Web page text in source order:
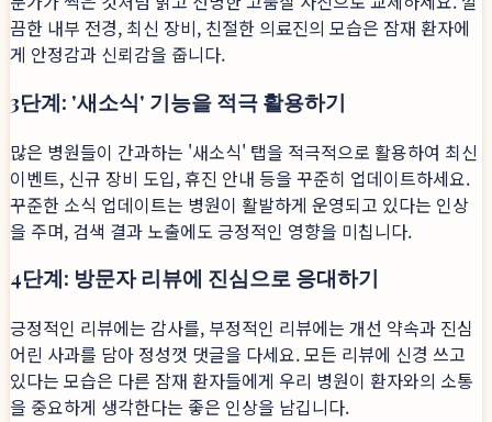
끔한 내부 전경, 최신 장비, 친절한 의료진의 모습은 잠재 환자에
게 안정감과 신뢰감을 줍니다.
3단계: '새소식' 기능을 적극 활용하기
많은 병원들이 간과하는 '새소식' 탭을 적극적으로 활용하여 최신
이벤트, 신규 장비 도입, 휴진 안내 등을 꾸준히 업데이트하세요.
꾸준한 소식 업데이트는 병원이 활발하게 운영되고 있다는 인상
을 주며, 검색 결과 노출에도 긍정적인 영향을 미칩니다.
4단계: 방문자 리뷰에 진심으로 응대하기
긍정적인 리뷰에는 감사를, 부정적인 리뷰에는 개선 약속과 진심
어린 사과를 담아 정성껏 댓글을 다세요. 모든 리뷰에 신경 쓰고
있다는 모습은 다른 잠재 환자들에게 우리 병원이 환자와의 소통
을 중요하게 생각한다는 좋은 인상을 남깁니다.